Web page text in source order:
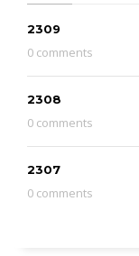
2309
0 comments
2308
0 comments
2307
0 comments